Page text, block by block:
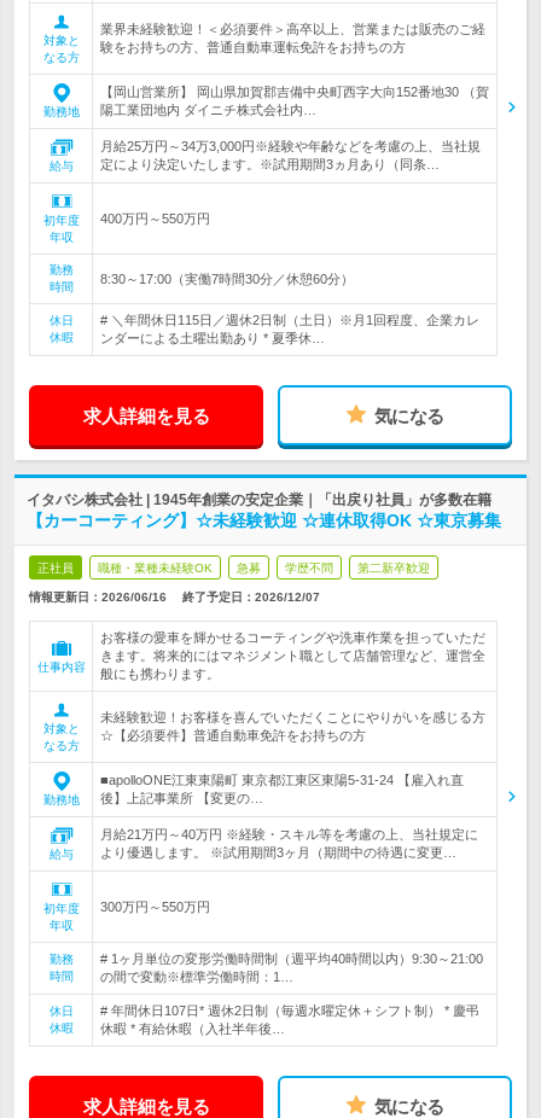
対象と
なる方
業界未経験歓迎！＜必須要件＞高卒以上、営業または販売のご経
験をお持ちの方、普通自動車運転免許をお持ちの方
勤務地
【岡山営業所】 岡山県加賀郡吉備中央町西字大向152番地30 （賀
陽工業団地内 ダイニチ株式会社内…
給与
月給25万円～34万3,000円※経験や年齢などを考慮の上、当社規
定により決定いたします。※試用期間3ヵ月あり（同条…
初年度
年収
400万円～550万円
勤務
時間
8:30～17:00（実働7時間30分／休憩60分）
休日
休暇
# ＼年間休日115日／週休2日制（土日）※月1回程度、企業カレ
ンダーによる土曜出勤あり * 夏季休…
求人詳細を見る 気になる
イタバシ株式会社 | 1945年創業の安定企業｜「出戻り社員」が多数在籍
【カーコーティング】☆未経験歓迎 ☆連休取得OK ☆東京募集
正社員 職種・業種未経験OK 急募 学歴不問 第二新卒歓迎
情報更新日：2026/06/16 終了予定日： 2026/12/07
仕事内容
お客様の愛車を輝かせるコーティングや洗車作業を担っていただ
きます。将来的にはマネジメント職として店舗管理など、運営全
般にも携わります。
対象と
なる方
未経験歓迎！お客様を喜んでいただくことにやりがいを感じる方
☆【必須要件】普通自動車免許をお持ちの方
勤務地
■apolloONE江東東陽町 東京都江東区東陽5-31-24 【雇入れ直
後】上記事業所 【変更の…
給与
月給21万円～40万円 ※経験・スキル等を考慮の上、当社規定に
より優遇します。 ※試用期間3ヶ月（期間中の待遇に変更…
初年度
年収
300万円～550万円
勤務
時間
# 1ヶ月単位の変形労働時間制（週平均40時間以内）9:30～21:00
の間で変動※標準労働時間：1…
休日
休暇
# 年間休日107日* 週休2日制（毎週水曜定休＋シフト制） * 慶弔
休暇 * 有給休暇（入社半年後…
求人詳細を見る 気になる